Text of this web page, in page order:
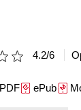
4.2/6
ePub